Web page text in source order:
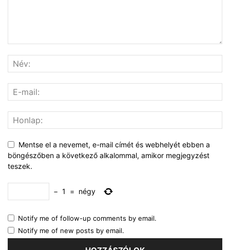
Mentse el a nevemet, e-mail címét és webhelyét ebben a
böngészőben a következő alkalommal, amikor megjegyzést
teszek.
− 1 = négy
Notify me of follow-up comments by email.
Notify me of new posts by email.